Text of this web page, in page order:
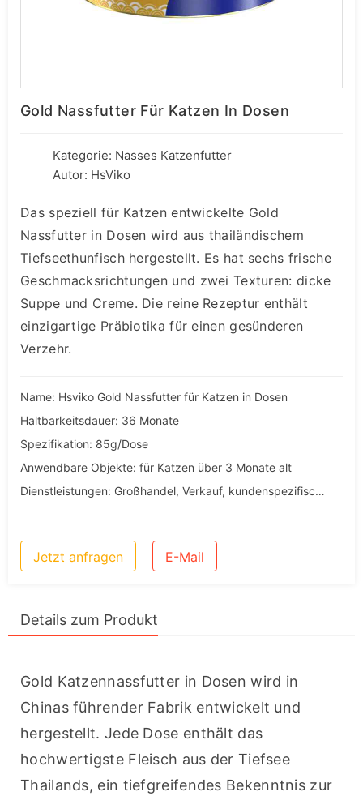
Gold Nassfutter Für Katzen In Dosen
Kategorie: Nasses Katzenfutter
Autor: HsViko
Das speziell für Katzen entwickelte Gold
Nassfutter in Dosen wird aus thailändischem
Tiefseethunfisch hergestellt. Es hat sechs frische
Geschmacksrichtungen und zwei Texturen: dicke
Suppe und Creme. Die reine Rezeptur enthält
einzigartige Präbiotika für einen gesünderen
Verzehr.
Name: Hsviko Gold Nassfutter für Katzen in Dosen
Haltbarkeitsdauer: 36 Monate
Spezifikation: 85g/Dose
Anwendbare Objekte: für Katzen über 3 Monate alt
Dienstleistungen: Großhandel, Verkauf, kundenspezifische, OEM- und ODM-Dienstleistungen
Jetzt anfragen E-Mail
Details zum Produkt
Gold Katzennassfutter in Dosen wird in
Chinas führender Fabrik entwickelt und
hergestellt. Jede Dose enthält das
hochwertigste Fleisch aus der Tiefsee
Thailands, ein tiefgreifendes Bekenntnis zur